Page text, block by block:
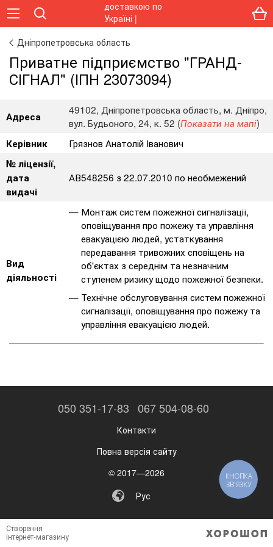
Дніпропетровська область
Приватне підприємство "ГРАНД-
СІГНАЛ" (ІПН 23073094)
Адреса
49102, Дніпропетровська область, м. Дніпро,
вул. Будьоного, 24, к. 52 (Показати на мапі)
Керівник
Грязнов Анатолій Іванович
№ ліцензії,
дата
видачі
АВ548256 з 22.07.2010 по необмежений
Вид
діяльності
Монтаж систем пожежної сигналізації,
оповіщування про пожежу та управління
евакуацією людей, устаткування
передавання тривожних сповіщень на
об'єктах з середнім та незначним
ступенем ризику щодо пожежної безпеки.
Технічне обслуговування систем пожежної
сигналізації, оповіщування про пожежу та
управління евакуацією людей.
050 351-17-83 067 504-08-60
Контакти
Повна версія сайту
© 2017—2026
Рус
Створення
інтернет-магазину
КНОПКА
ЗВ'ЯЗКУ